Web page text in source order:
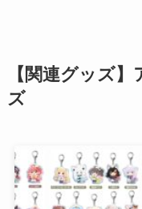
【関連グッズ
ズ